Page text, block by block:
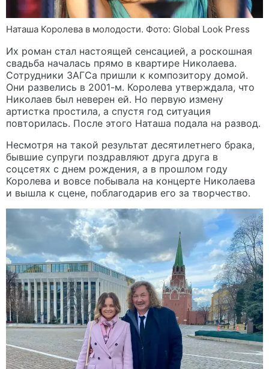
Наташа Королева в молодости. Фото: Global Look Press
Их роман стал настоящей сенсацией, а роскошная
свадьба началась прямо в квартире Николаева.
Сотрудники ЗАГСа пришли к композитору домой.
Они развелись в 2001-м. Королева утверждала, что
Николаев был неверен ей. Но первую измену
артистка простила, а спустя год ситуация
повторилась. После этого Наташа подала на развод.
Несмотря на такой результат десятилетнего брака,
бывшие супруги поздравляют друга друга в
соцсетях с днем рождения, а в прошлом году
Королева и вовсе побывала на концерте Николаева
и вышла к сцене, поблагодарив его за творчество.